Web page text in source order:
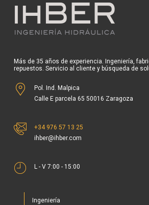
Más de 35 años de experiencia. Ingeniería,
repuestos. Servicio al cliente y búsqueda de
Pol. Ind. Malpica
Calle E parcela 65 50016 Zaragoza
+34 976 57 13 25
ihber@ihber.com
L - V 7:00 - 15:00
Ingeniería